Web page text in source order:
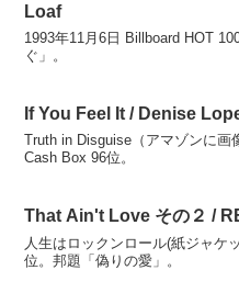
Loaf
1993年11月6日 Billboard HOT
ぐ」。
If You Feel It / Denise
Truth in Disguise（アマゾンに画
Cash Box 96位。
That Ain't Love その２ /
人生はロックンロール(紙ジャケ
位。邦題「偽りの愛」。